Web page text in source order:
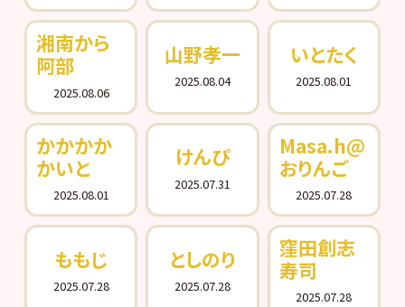
湘南から
阿部
2025.08.06
山野孝一
2025.08.04
いとたく
2025.08.01
かかかか
かいと
2025.08.01
けんぴ
2025.07.31
Masa.h@
おりんご
2025.07.28
ももじ
2025.07.28
としのり
2025.07.28
窪田創志
寿司
2025.07.28